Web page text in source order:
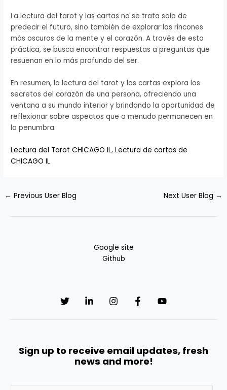
La lectura del tarot y las cartas no se trata solo de
predecir el futuro, sino también de explorar los rincones
más oscuros de la mente y el corazón. A través de esta
práctica, se busca encontrar respuestas a preguntas que
resuenan en lo más profundo del ser.
En resumen, la lectura del tarot y las cartas explora los
secretos del corazón de una persona, ofreciendo una
ventana a su mundo interior y brindando la oportunidad de
reflexionar sobre aspectos que a menudo permanecen en
la penumbra.
Lectura del Tarot CHICAGO IL,Lectura de cartas de
CHICAGO IL
← Previous User Blog Next User Blog →
Google site
Github
Sign up to receive email updates, fresh
news and more!